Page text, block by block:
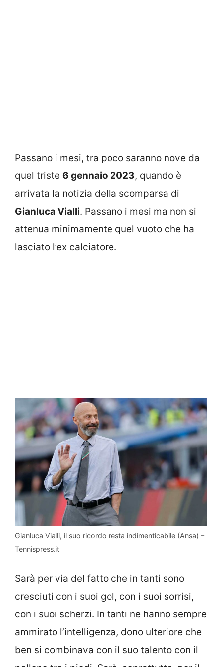
Passano i mesi, tra poco saranno nove da
quel triste 6 gennaio 2023, quando è
arrivata la notizia della scomparsa di
Gianluca Vialli. Passano i mesi ma non si
attenua minimamente quel vuoto che ha
lasciato l’ex calciatore.
Gianluca Vialli, il suo ricordo resta indimenticabile (Ansa) –
Tennispress.it
Sarà per via del fatto che in tanti sono
cresciuti con i suoi gol, con i suoi sorrisi,
con i suoi scherzi. In tanti ne hanno sempre
ammirato l’intelligenza, dono ulteriore che
ben si combinava con il suo talento con il